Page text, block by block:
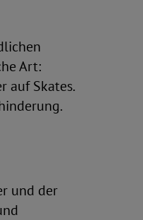
Art:
auf Skates.
und der